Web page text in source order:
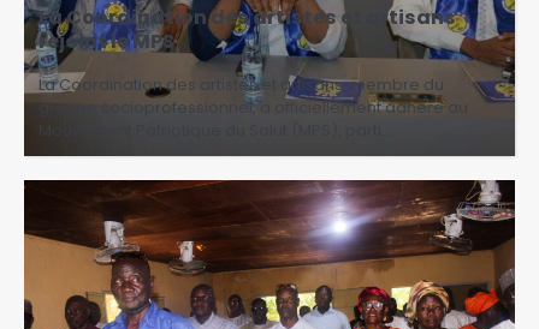
La Coordination des artistes et artisans
rejoint le MPS
La Coordination des artistes et artisans, membre du
groupe socioprofessionnel, a officiellement adhéré au
Mouvement Patriotique du Salut (MPS), parti…